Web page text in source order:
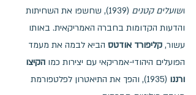
ושועלים קטנים
(1939), שחשפו את השחיתות
והדעות הקדומות בחברה האמריקאית. באותו
עשור, קליפורד אודטס הביא לבמה את מעמד
הפועלים היהודי-אמריקאי עם יצירות כמו הקיצו
ורננו
(1935), והפך את התיאטרון לפלטפורמת